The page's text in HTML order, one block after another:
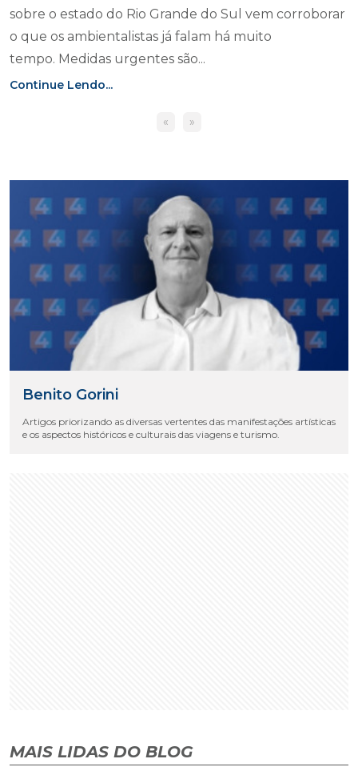
sobre o estado do Rio Grande do Sul vem corroborar
o que os ambientalistas já falam há muito
tempo. Medidas urgentes são...
Continue Lendo...
« »
Benito Gorini
Artigos priorizando as diversas vertentes das manifestações artísticas
e os aspectos históricos e culturais das viagens e turismo.
MAIS LIDAS DO BLOG